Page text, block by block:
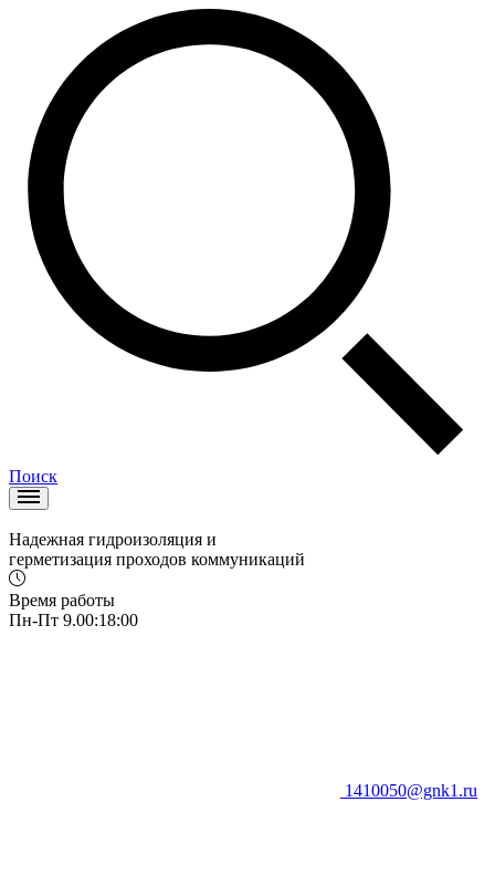
Поиск
Надежная гидроизоляция и
герметизация проходов коммуникаций
Время работы
Пн-Пт 9.00:18:00
1410050@gnk1.ru